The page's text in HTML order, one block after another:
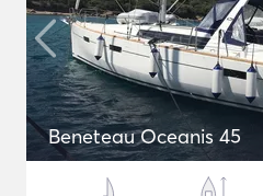
Beneteau Oceanis 45